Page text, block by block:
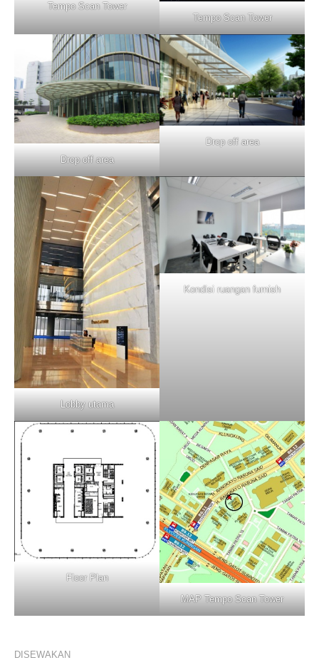
Tempo Scan Tower
Tempo Scan Tower
Drop off area
Drop off area
Lobby utama
Kondisi ruangan furnish
Floor Plan
MAP Tempo Scan Tower
DISEWAKAN